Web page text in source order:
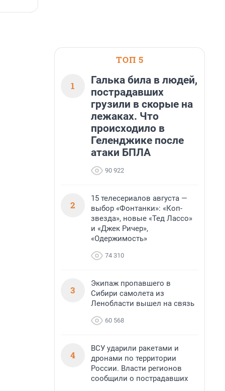
ТОП 5
1
Галька била в людей,
пострадавших
грузили в скорые на
лежаках. Что
происходило в
Геленджике после
атаки БПЛА
90 922
2
15 телесериалов августа —
выбор «Фонтанки»: «Коп-
звезда», новые «Тед Лассо»
и «Джек Ричер»,
«Одержимость»
74 310
3
Экипаж пропавшего в
Сибири самолета из
Ленобласти вышел на связь
60 568
4
ВСУ ударили ракетами и
дронами по территории
России. Власти регионов
сообщили о пострадавших